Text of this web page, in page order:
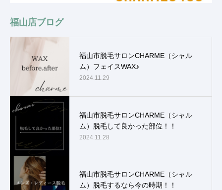
福山店ブログ
福山市脱毛サロンCHARME（シャル
ム）フェイスWAX♪
2024.11.29
福山市脱毛サロンCHARME（シャル
ム）脱毛して良かった部位！！
2024.11.28
福山市脱毛サロンCHARME（シャル
ム）脱毛するなら今の時期！！